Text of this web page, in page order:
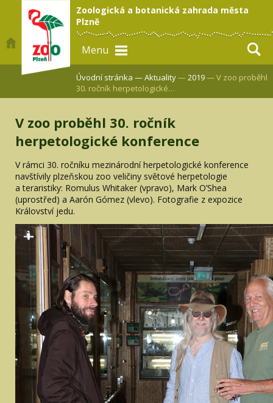
Zoologická a botanická zahrada města
Plzně
Menu
Úvodní stránka —Aktuality—2019— V zoo proběhl
30. ročník herpetologické…
V zoo proběhl 30. ročník
herpetologické konference
V rámci 30. ročníku mezinárodní herpetologické konference
navštívily plzeňskou zoo veličiny světové herpetologie
a teraristiky: Romulus Whitaker (vpravo), Mark O’Shea
(uprostřed) a Aarón Gómez (vlevo). Fotografie z expozice
Království jedu.